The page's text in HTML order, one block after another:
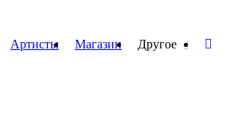
Артисты Магазин Другое